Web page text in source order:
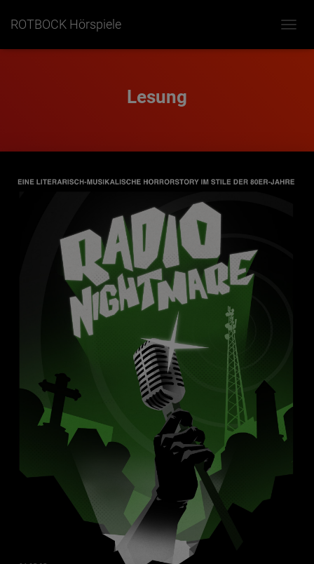
ROTBOCK Hörspiele
Lesung